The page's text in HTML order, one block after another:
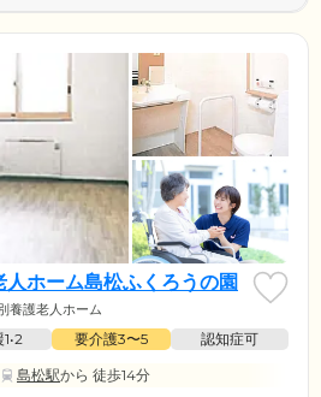
ホーム島松ふくろうの園
養護老人ホーム
要介護3〜5
認知症可
島松駅から 徒歩14分